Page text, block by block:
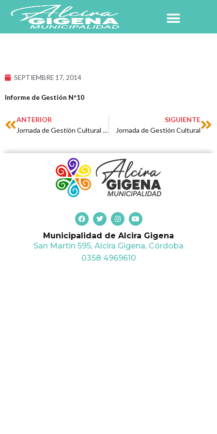
contenido
SEPTIEMBRE 17, 2014
Informe de Gestión N°10
Prev
ANTERIOR
Jornada de Gestión Cultural en Alcira Gigena
SIGUIENTE
Jornada de Gestión Cultural
F
a
c
e
b
o
o
k
T
w
i
t
t
e
r
I
n
s
t
a
g
r
a
Y
o
u
t
u
b
e
Municipalidad de Alcira Gigena
San Martin 595, Alcira Gigena, Córdoba
0358 4969610